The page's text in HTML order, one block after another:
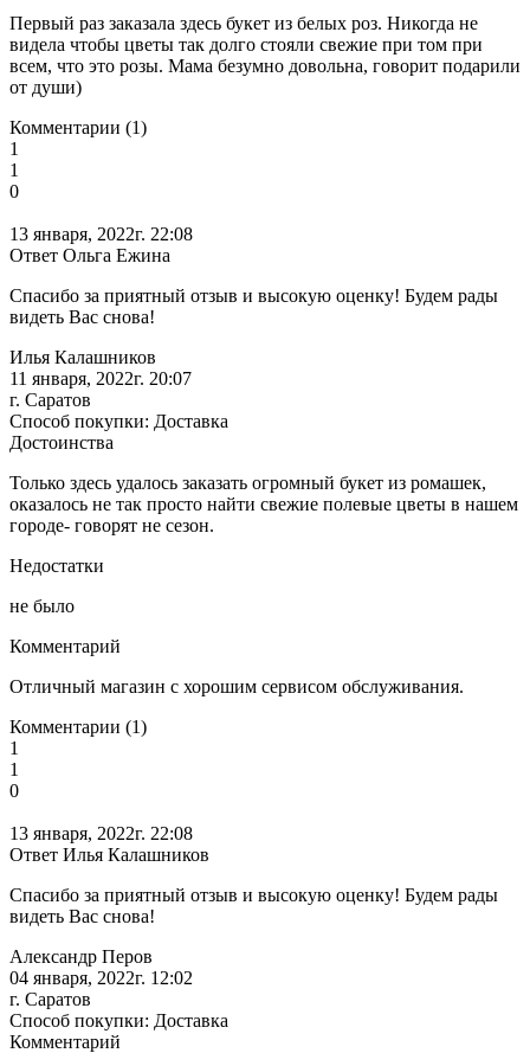
Первый раз заказала здесь букет из белых роз. Никогда не
видела чтобы цветы так долго стояли свежие при том при
всем, что это розы. Мама безумно довольна, говорит подарили
от души)
Комментарии (1)
1
1
0
13 января, 2022г. 22:08
Ответ Ольга Ежина
Спасибо за приятный отзыв и высокую оценку! Будем рады
видеть Вас снова!
Илья Калашников
11 января, 2022г. 20:07
г. Саратов
Способ покупки: Доставка
Достоинства
Только здесь удалось заказать огромный букет из ромашек,
оказалось не так просто найти свежие полевые цветы в нашем
городе- говорят не сезон.
Недостатки
не было
Комментарий
Отличный магазин с хорошим сервисом обслуживания.
Комментарии (1)
1
1
0
13 января, 2022г. 22:08
Ответ Илья Калашников
Спасибо за приятный отзыв и высокую оценку! Будем рады
видеть Вас снова!
Александр Перов
04 января, 2022г. 12:02
г. Саратов
Способ покупки: Доставка
Комментарий